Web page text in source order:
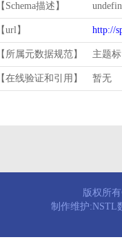
【Schema描述】
【url】 http://
【所属元数据规范】 主题
【在线验证和引用】 暂无
版权所
制作维护:NSTL